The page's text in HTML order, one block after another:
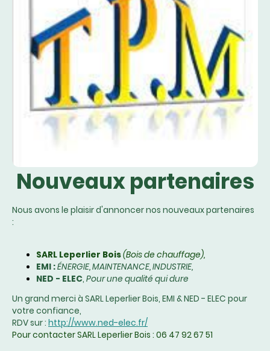
Nouveaux partenaires
Nous avons le plaisir d'annoncer nos nouveaux partenaires
:
SARL Leperlier Bois(Bois de chauffage),
EMI :ÉNERGIE, MAINTENANCE, INDUSTRIE,
NED - ELEC, Pour une qualité qui dure
Un grand merci à SARL Leperlier Bois, EMI & NED - ELEC pour
votre confiance,
RDV sur : http://www.ned-elec.fr/
Pour contacter SARL Leperlier Bois : 06 47 92 67 51